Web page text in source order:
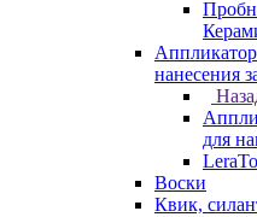
нанесения
для
Воски
Квик,